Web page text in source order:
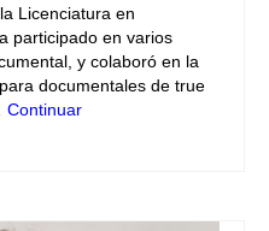
Licenciatura en
participado en varios
y colaboró en la
documentales de true
Continuar